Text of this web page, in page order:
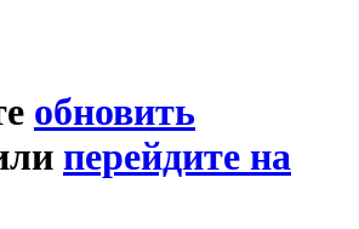
обновить
перейдите на